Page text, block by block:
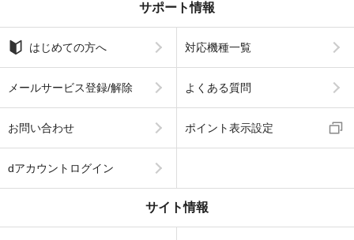
サポート情報
はじめての方へ 対応機種一覧
メールサービス登録/解除 よくある質問
お問い合わせ ポイント表示設定
dアカウントログイン
サイト情報